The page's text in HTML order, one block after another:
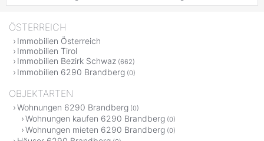
ÖSTERREICH
Immobilien Österreich
Immobilien Tirol
Immobilien Bezirk Schwaz (662)
Immobilien 6290 Brandberg (0)
OBJEKTARTEN
Wohnungen 6290 Brandberg (0)
Wohnungen kaufen 6290 Brandberg (0)
Wohnungen mieten 6290 Brandberg (0)